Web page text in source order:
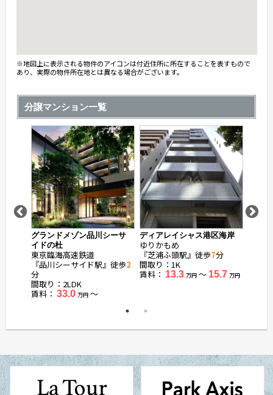
※地図上に表示される物件のアイコンは付近住所に所在することを表すもので
あり、実際の物件所在地とは異なる場合がございます。
分譲マンション一覧
グランドメゾン品川シーサ
イドの杜
東京臨海高速鉄道
『品川シーサイド駅』徒歩2
分
間取り：2LDK
賃料： 33.0 万円 〜
ディアレイシャス港区海岸
ゆりかもめ
『芝浦ふ頭駅』徒歩7分
間取り：1K
賃料： 13.3 万円 〜 15.7 万円